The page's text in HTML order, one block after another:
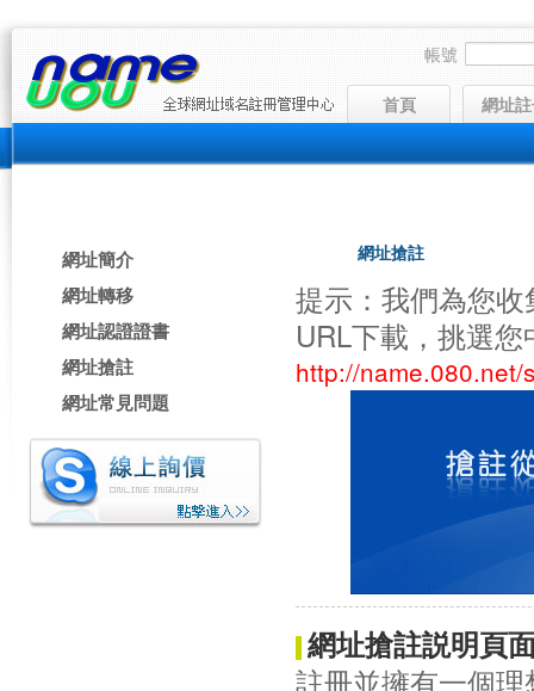
帳號
首頁 網址
網址簡介
網址轉移
網址認證證書
網址搶註
網址常見問題
網址搶註
提示：我們為您
URL下載，挑選
http://
網址搶註説明頁
註冊並擁有一個